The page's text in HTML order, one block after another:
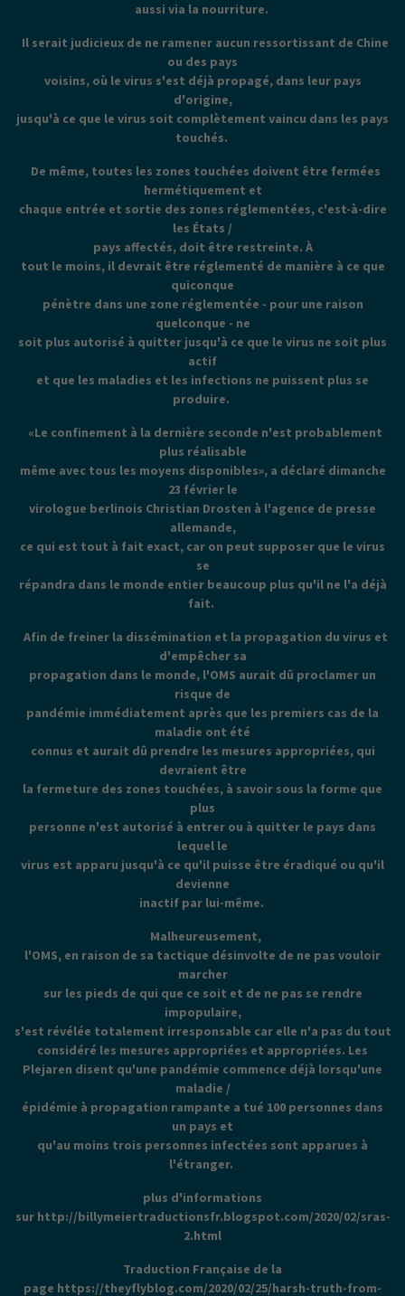
aussi via la nourriture.
Il serait judicieux de ne ramener aucun ressortissant de Chine
ou des pays
voisins, où le virus s'est déjà propagé, dans leur pays
d'origine,
jusqu'à ce que le virus soit complètement vaincu dans les pays
touchés.
De même, toutes les zones touchées doivent être fermées
hermétiquement et
chaque entrée et sortie des zones réglementées, c'est-à-dire
les États /
pays affectés, doit être restreinte. À
tout le moins, il devrait être réglementé de manière à ce que
quiconque
pénètre dans une zone réglementée - pour une raison
quelconque - ne
soit plus autorisé à quitter jusqu'à ce que le virus ne soit plus
actif
et que les maladies et les infections ne puissent plus se
produire.
«Le confinement à la dernière seconde n'est probablement
plus réalisable
même avec tous les moyens disponibles», a déclaré dimanche
23 février le
virologue berlinois Christian Drosten à l'agence de presse
allemande,
ce qui est tout à fait exact, car on peut supposer que le virus
se
répandra dans le monde entier beaucoup plus qu'il ne l'a déjà
fait.
Afin de freiner la dissémination et la propagation du virus et
d'empêcher sa
propagation dans le monde, l'OMS aurait dû proclamer un
risque de
pandémie immédiatement après que les premiers cas de la
maladie ont été
connus et aurait dû prendre les mesures appropriées, qui
devraient être
la fermeture des zones touchées, à savoir sous la forme que
plus
personne n'est autorisé à entrer ou à quitter le pays dans
lequel le
virus est apparu jusqu'à ce qu'il puisse être éradiqué ou qu'il
devienne
inactif par lui-même.
Malheureusement,
l'OMS, en raison de sa tactique désinvolte de ne pas vouloir
marcher
sur les pieds de qui que ce soit et de ne pas se rendre
impopulaire,
s'est révélée totalement irresponsable car elle n'a pas du tout
considéré les mesures appropriées et appropriées. Les
Plejaren disent qu'une pandémie commence déjà lorsqu'une
maladie /
épidémie à propagation rampante a tué 100 personnes dans
un pays et
qu'au moins trois personnes infectées sont apparues à
l'étranger.
plus d'informations
sur http://billymeiertraductionsfr.blogspot.com/2020/02/sras-
2.html
Traduction Française de la
page https://theyflyblog.com/2020/02/25/harsh-truth-from-